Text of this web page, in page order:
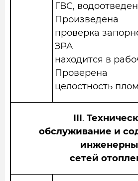
ГВС,
Произведена
проверка
ЗРА
находится в
Проверена
целостность
III.
обслуживание и
сетей